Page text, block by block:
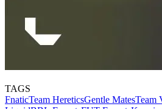
TAGS
FnaticTeam HereticsGentle MatesTeam